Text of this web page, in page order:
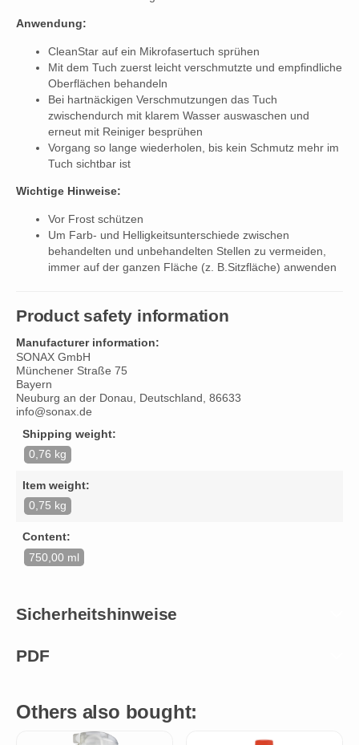
Anwendung:
CleanStar auf ein Mikrofasertuch sprühen
Mit dem Tuch zuerst leicht verschmutzte und empfindliche
Oberflächen behandeln
Bei hartnäckigen Verschmutzungen das Tuch
zwischendurch mit klarem Wasser auswaschen und
erneut mit Reiniger besprühen
Vorgang so lange wiederholen, bis kein Schmutz mehr im
Tuch sichtbar ist
Wichtige Hinweise:
Vor Frost schützen
Um Farb- und Helligkeitsunterschiede zwischen
behandelten und unbehandelten Stellen zu vermeiden,
immer auf der ganzen Fläche (z. B.Sitzfläche) anwenden
Product safety information
Manufacturer information:
SONAX GmbH
Münchener Straße 75
Bayern
Neuburg an der Donau, Deutschland, 86633
info@sonax.de
Shipping weight:
0,76 kg
Item weight:
0,75 kg
Content:
750,00 ml
Sicherheitshinweise
PDF
Others also bought: